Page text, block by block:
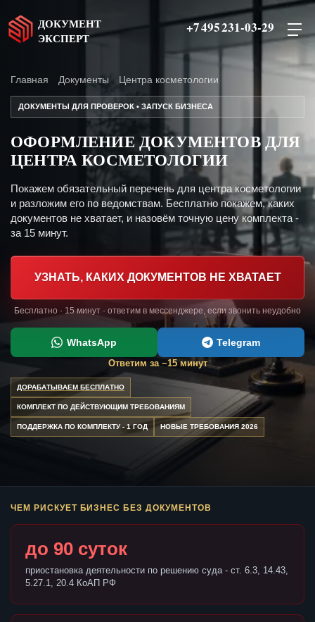
ДОКУМЕНТ
ЭКСПЕРТ
+7 495 231-03-29
Главная Документы Центра косметологии
ДОКУМЕНТЫ ДЛЯ ПРОВЕРОК • ЗАПУСК БИЗНЕСА
ОФОРМЛЕНИЕ ДОКУМЕНТОВ ДЛЯ
ЦЕНТРА КОСМЕТОЛОГИИ
Покажем обязательный перечень для центра косметологии
и разложим его по ведомствам. Бесплатно покажем, каких
документов не хватает, и назовём точную цену комплекта -
за 15 минут.
УЗНАТЬ, КАКИХ ДОКУМЕНТОВ НЕ ХВАТАЕТ
Бесплатно · 15 минут · ответим в мессенджере, если звонить неудобно
WhatsApp Telegram
Ответим за ~15 минут
ДОРАБАТЫВАЕМ БЕСПЛАТНО
КОМПЛЕКТ ПО ДЕЙСТВУЮЩИМ ТРЕБОВАНИЯМ
ПОДДЕРЖКА ПО КОМПЛЕКТУ - 1 ГОД НОВЫЕ ТРЕБОВАНИЯ 2026
ЧЕМ РИСКУЕТ БИЗНЕС БЕЗ ДОКУМЕНТОВ
до 90 суток
приостановка деятельности по решению суда - ст. 6.3, 14.43,
5.27.1, 20.4 КоАП РФ